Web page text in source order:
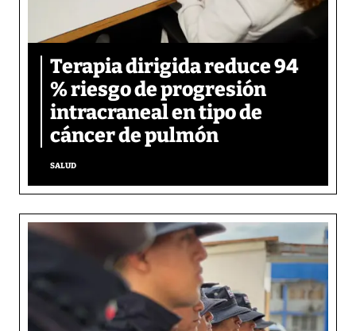
Terapia dirigida reduce 94
% riesgo de progresión
intracraneal en tipo de
cáncer de pulmón
SALUD